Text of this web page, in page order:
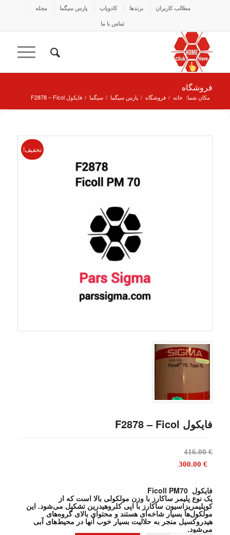
مطالب کاربران برندها کادو‌یاب پارس سیگما
مجله
تماس با ما
فروشگاه
مکان شما: خانه / فروشگاه / پارس سیگما / سیگما / فایکول F2878 – Ficol
تخفیف!
فایکول F2878 – Ficol
416.00€
قیمت
اصلی
بود.
300.00€
قیمت
فعلی
300.00 €
است.
فایکول Ficoll PM70
یک نوع پلیمر ساکارز با وزن مولکولی بالا است که از
کوپلیمریزاسیون ساکارز با اپی کلروهیدرین تشکیل می‌شود. این
مولکول‌ها بسیار شاخه‌ای هستند و محتوای بالای گروه‌های
هیدروکسیل منجر به حلالیت بسیار خوب آنها در محیط‌های آبی
می‌شود.